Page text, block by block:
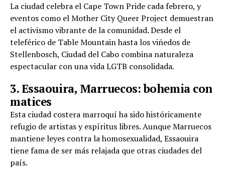
La ciudad celebra el Cape Town Pride cada febrero, y
eventos como el Mother City Queer Project demuestran
el activismo vibrante de la comunidad. Desde el
teleférico de Table Mountain hasta los viñedos de
Stellenbosch, Ciudad del Cabo combina naturaleza
espectacular con una vida LGTB consolidada.
3. Essaouira, Marruecos: bohemia con
matices
Esta ciudad costera marroquí ha sido históricamente
refugio de artistas y espíritus libres. Aunque Marruecos
mantiene leyes contra la homosexualidad, Essaouira
tiene fama de ser más relajada que otras ciudades del
país.